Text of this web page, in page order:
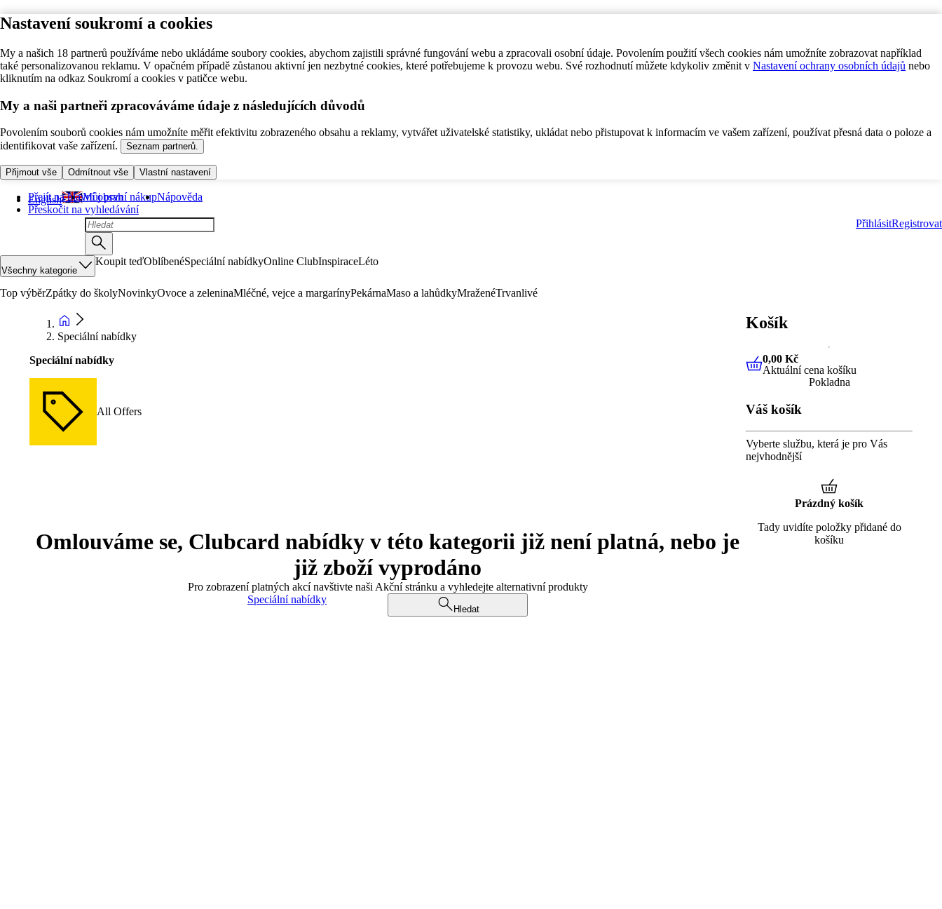
Nastavení soukromí a cookies
My a našich 18 partnerů používáme nebo ukládáme soubory cookies, abychom zajistili správné fungování webu a zpracovali osobní údaje. Povolením použití všech cookies nám umožníte zobrazovat například
také personalizovanou reklamu. V opačném případě zůstanou aktivní jen nezbytné cookies, které potřebujeme k provozu webu. Své rozhodnutí můžete kdykoliv změnit v Nastavení ochrany osobních údajů nebo
kliknutím na odkaz Soukromí a cookies v patičce webu.
My a naši partneři zpracováváme údaje z následujících důvodů
Povolením souborů cookies nám umožníte měřit efektivitu zobrazeného obsahu a reklamy, vytvářet uživatelské statistiky, ukládat nebo přistupovat k informacím ve vašem zařízení, používat přesná data o poloze a
identifikovat vaše zařízení.
Seznam partnerů.
Přijmout vše Odmítnout vše Vlastní nastavení
Přejít na hlavní obsah
Přeskočit na vyhledávání
English Můj první nákupNápověda
PřihlásitRegistrovat
Všechny kategorie
Koupit teďOblíbenéSpeciální nabídkyOnline ClubInspiraceLéto
Top výběrZpátky do školyNovinkyOvoce a zeleninaMléčné, vejce a margarínyPekárnaMaso a lahůdkyMraženéTrvanlivé
Speciální nabídky
Speciální nabídky
All Offers
Omlouváme se, Clubcard nabídky v této kategorii již není platná, nebo je
již zboží vyprodáno
Pro zobrazení platných akcí navštivte naši Akční stránku a vyhledejte alternativní produkty
Speciální nabídky
Hledat
Košík
0,00 KčAktuální cena košíku
0,00 Kč
Aktuální cena košíku
Pokladna
Váš košík
Vyberte službu, která je pro Vás
nejvhodnější
Prázdný košík
Tady uvidíte položky přidané do
košíku